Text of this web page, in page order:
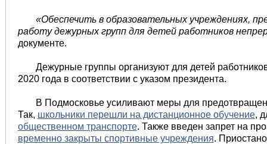
«Обеспечить в образовательных учреждениях,
работу дежурных групп для детей работников
документе.
Дежурные группы организуют для детей
2020 года в соответствии с указом президента.
В Подмосковье усиливают меры для
Так, школьники перешли на дистанционное обучение,
общественном транспорте. Также введен запрет на
временно закрыты спортивные учреждения.